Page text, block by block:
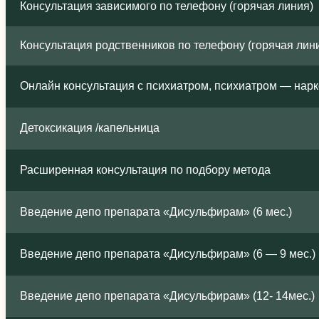
Консультация зависимого по телефону (горячая линия)
Консультация родственников по телефону (горячая
Онлайн консультация с психиатром, психиатром —
Детоксикация /капельница
Расширенная консультация по подбору метода
Введение депо препарата «Дисульфирам» (6 мес.)
Введение депо препарата «Дисульфирам» (6 — 9 мес.)
Введение депо препарата «Дисульфирам» (12- 14мес.)